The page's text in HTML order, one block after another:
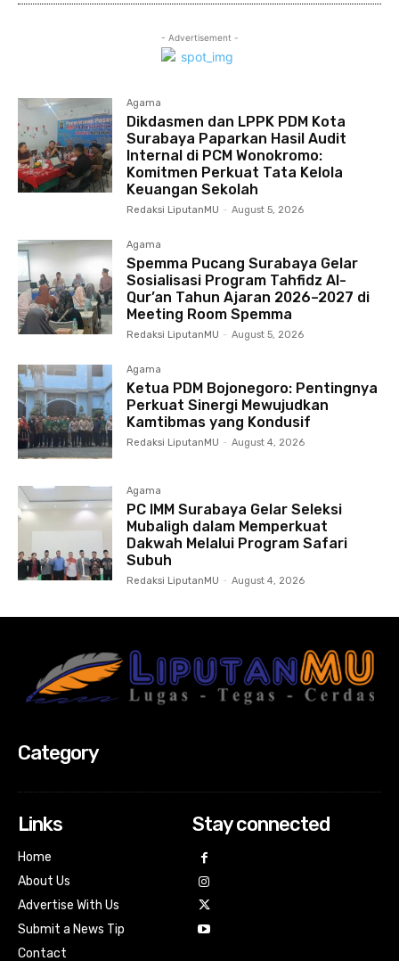
- Advertisement -
Agama
Dikdasmen dan LPPK PDM Kota
Surabaya Paparkan Hasil Audit
Internal di PCM Wonokromo:
Komitmen Perkuat Tata Kelola
Keuangan Sekolah
Redaksi LiputanMU - August 5, 2026
Agama
Spemma Pucang Surabaya Gelar
Sosialisasi Program Tahfidz Al-
Qur’an Tahun Ajaran 2026–2027 di
Meeting Room Spemma
Redaksi LiputanMU - August 5, 2026
Agama
Ketua PDM Bojonegoro: Pentingnya
Perkuat Sinergi Mewujudkan
Kamtibmas yang Kondusif
Redaksi LiputanMU - August 4, 2026
Agama
PC IMM Surabaya Gelar Seleksi
Mubaligh dalam Memperkuat
Dakwah Melalui Program Safari
Subuh
Redaksi LiputanMU - August 4, 2026
Category
Links
Home
About Us
Advertise With Us
Submit a News Tip
Contact
Stay connected